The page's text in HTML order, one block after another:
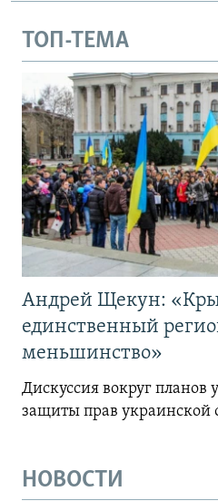
ТОП-ТЕМА
Андрей Щекун:
единственный
меньшинство»
Дискуссия вокруг планов
защиты прав
НОВОСТИ